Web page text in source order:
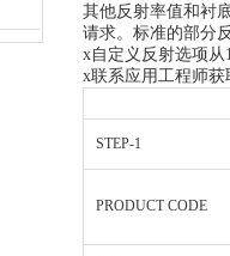
其他反射率值和衬
请求。标准的部分
x自定义反射选项
x联系应用工程师获
STEP-1
PRODUCT CODE